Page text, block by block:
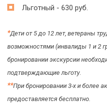
Льготный - 630 руб.
*Дети от 5 до 12 лет, ветераны
возможностями (инвалиды 1 и 2
бронировании экскурсии
подтверждающие льготу.
**При бронировании 3-х и более
предоставляется бесплатно.